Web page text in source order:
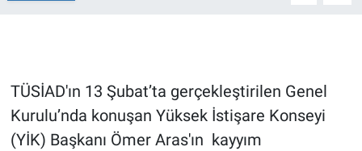
TÜSİAD'ın 13 Şubat’ta gerçekleştirilen Genel
Kurulu’nda konuşan Yüksek İstişare Konseyi
(YİK) Başkanı Ömer Aras'ın kayyım
Haber
İlan